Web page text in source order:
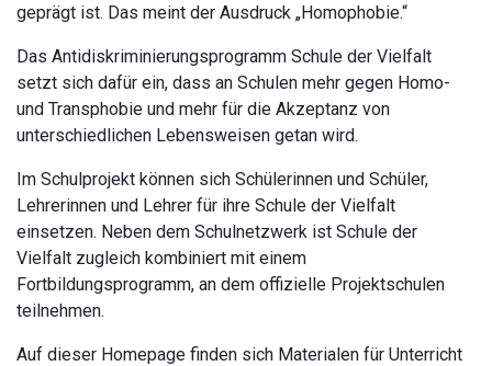
geprägt ist. Das meint der Ausdruck „Homophobie.“
Das Antidiskriminierungsprogramm Schule der Vielfalt
setzt sich dafür ein, dass an Schulen mehr gegen Homo-
und Transphobie und mehr für die Akzeptanz von
unterschiedlichen Lebensweisen getan wird.
Im Schulprojekt können sich Schülerinnen und Schüler,
Lehrerinnen und Lehrer für ihre Schule der Vielfalt
einsetzen. Neben dem Schulnetzwerk ist Schule der
Vielfalt zugleich kombiniert mit einem
Fortbildungsprogramm, an dem offizielle Projektschulen
teilnehmen.
Auf dieser Homepage finden sich Materialen für Unterricht